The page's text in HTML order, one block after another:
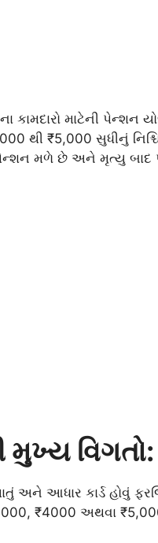
કામદારો માટેની પેન્શન
થી ₹5,000 સુધીનું
પેન્શન મળે છે અને મૃત્યુ બાદ
વિગતો:
અને આધાર કાર્ડ હોવું
₹4000 અથવા